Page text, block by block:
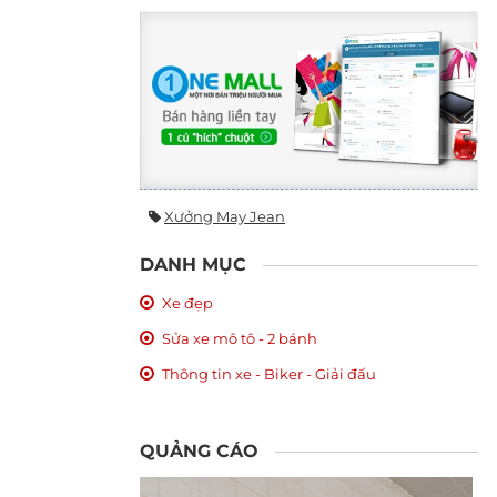
Xưởng May Jean
DANH MỤC
Xe đẹp
Sửa xe mô tô - 2 bánh
Thông tin xe - Biker - Giải đấu
QUẢNG CÁO